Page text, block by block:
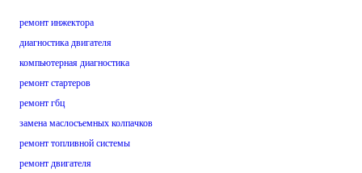
ремонт инжектора
диагностика двигателя
компьютерная диагностика
ремонт стартеров
ремонт гбц
замена маслосъемных колпачков
ремонт топливной системы
ремонт двигателя